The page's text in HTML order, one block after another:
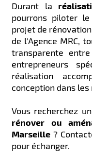
Durant la
pourrons piloter
projet de
de l'Agence MRC,
transparente
entrepreneurs
réalisation
conception dans
Vous recherchez un
rénover ou
Marseille ?
pour échanger.